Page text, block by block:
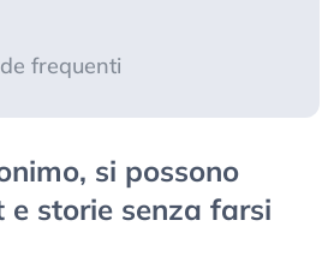
frequenti
si possono
storie senza farsi